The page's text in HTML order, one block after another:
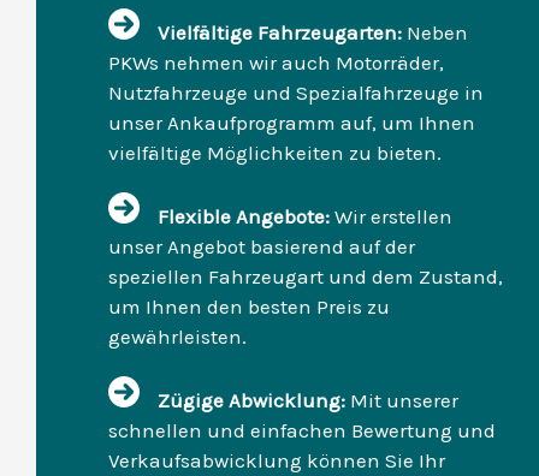
Vielfältige Fahrzeugarten: Neben
PKWs nehmen wir auch Motorräder,
Nutzfahrzeuge und Spezialfahrzeuge in
unser Ankaufprogramm auf, um Ihnen
vielfältige Möglichkeiten zu bieten.
Flexible Angebote: Wir erstellen
unser Angebot basierend auf der
speziellen Fahrzeugart und dem Zustand,
um Ihnen den besten Preis zu
gewährleisten.
Zügige Abwicklung: Mit unserer
schnellen und einfachen Bewertung und
Verkaufsabwicklung können Sie Ihr